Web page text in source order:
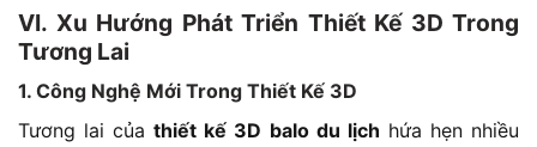
VI. Xu Hướng Phát Triển Thiết Kế 3D Trong
Tương Lai
1. Công Nghệ Mới Trong Thiết Kế 3D
Tương lai củathiết kế 3D balo du lịch hứa hẹn nhiều